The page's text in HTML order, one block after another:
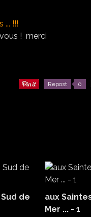
!!!
! merci
Repost 0
de
aux
Mer ... - 1